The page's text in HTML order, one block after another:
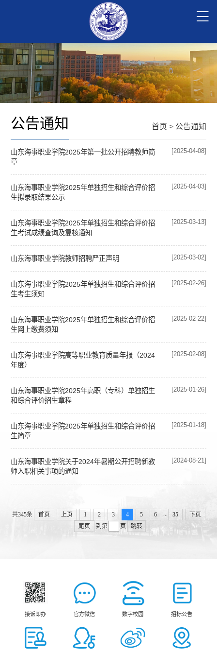
首页 > 公告通知
公告通知
山东海事职业学院2025年第一批公开招聘教师简
章
[2025-04-08]
山东海事职业学院2025年单独招生和综合评价招
生拟录取结果公示
[2025-04-03]
山东海事职业学院2025年单独招生和综合评价招
生考试成绩查询及复核通知
[2025-03-13]
山东海事职业学院教师招聘严正声明 [2025-03-02]
山东海事职业学院2025年单独招生和综合评价招
生考生须知
[2025-02-26]
山东海事职业学院2025年单独招生和综合评价招
生网上缴费须知
[2025-02-22]
山东海事职业学院高等职业教育质量年报（2024
年度）
[2025-02-08]
山东海事职业学院2025年高职（专科）单独招生
和综合评价招生章程
[2025-01-26]
山东海事职业学院2025年单独招生和综合评价招
生简章
[2025-01-18]
山东海事职业学院关于2024年暑期公开招聘新教
师入职相关事项的通知
[2024-08-21]
共345条 首页 上页 1 2 3 4 5 6 35
下页
尾页
到第 页 跳转
接诉即办 官方微信 数字校园 招标公告